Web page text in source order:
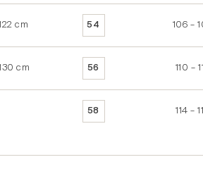
cm 54 106 –
cm 56 110 –
58 114 –